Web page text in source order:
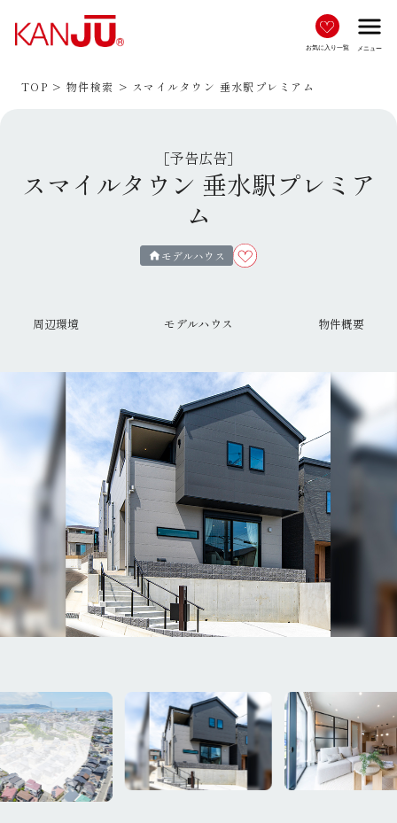
お気に入り一覧
menu
メニュー
TOP 物件検索 スマイルタウン 垂水駅プレミアム
［予告広告］
スマイルタウン 垂水駅プレミア
ム
home モデルハウス
周辺環境 モデルハウス 物件概要